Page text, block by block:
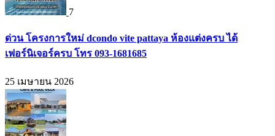
7
ด่วน โครงการใหม่ dcondo vite pattaya ห้องแต่งครบ ได้
เฟอร์นิเจอร์ครบ โทร 093-1681685
25 เมษายน 2026